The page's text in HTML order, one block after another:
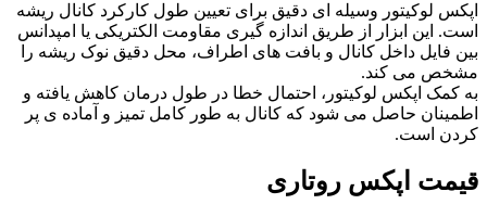
اپکس لوکیتور وسیله ای دقیق برای تعیین طول کارکرد کانال ریشه
است. این ابزار از طریق اندازه گیری مقاومت الکتریکی یا امپدانس
بین فایل داخل کانال و بافت های اطراف، محل دقیق نوک ریشه را
مشخص می کند.
به کمک اپکس لوکیتور، احتمال خطا در طول درمان کاهش یافته و
اطمینان حاصل می شود که کانال به طور کامل تمیز و آماده ی پر
کردن است.
قیمت اپکس روتاری